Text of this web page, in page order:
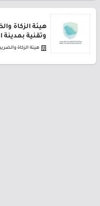
هيئة الزكاة
وتقنية بمدينة
هيئة الزكاة